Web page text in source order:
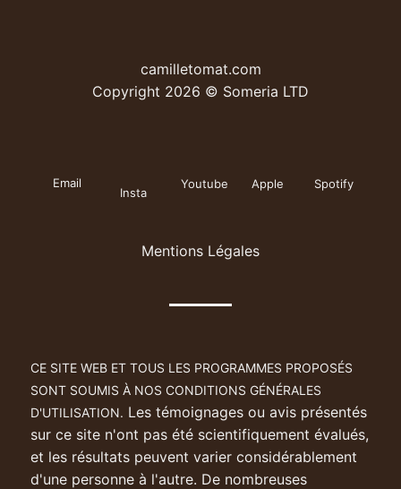
camilletomat.com
Copyright 2026 © Someria LTD
Email
Insta
Youtube Apple Spotify
Mentions Légales
CE SITE WEB ET TOUS LES PROGRAMMES PROPOSÉS
SONT SOUMIS À NOS CONDITIONS GÉNÉRALES
D'UTILISATION. Les témoignages ou avis présentés
sur ce site n'ont pas été scientifiquement évalués,
et les résultats peuvent varier considérablement
d'une personne à l'autre. De nombreuses